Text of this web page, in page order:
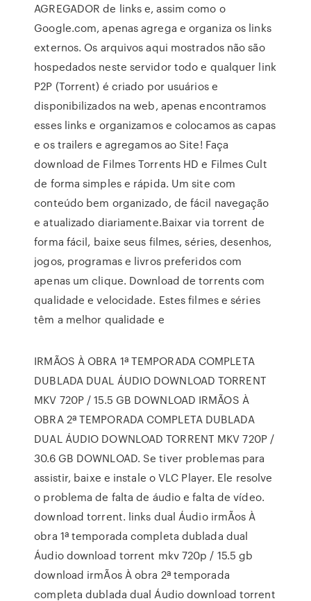
AGREGADOR de links e, assim como o
Google.com, apenas agrega e organiza os links
externos. Os arquivos aqui mostrados não são
hospedados neste servidor todo e qualquer link
P2P (Torrent) é criado por usuários e
disponibilizados na web, apenas encontramos
esses links e organizamos e colocamos as capas
e os trailers e agregamos ao Site! Faça
download de Filmes Torrents HD e Filmes Cult
de forma simples e rápida. Um site com
conteúdo bem organizado, de fácil navegação
e atualizado diariamente.Baixar via torrent de
forma fácil, baixe seus filmes, séries, desenhos,
jogos, programas e livros preferidos com
apenas um clique. Download de torrents com
qualidade e velocidade. Estes filmes e séries
têm a melhor qualidade e
IRMÃOS À OBRA 1ª TEMPORADA COMPLETA
DUBLADA DUAL ÁUDIO DOWNLOAD TORRENT
MKV 720P / 15.5 GB DOWNLOAD IRMÃOS À
OBRA 2ª TEMPORADA COMPLETA DUBLADA
DUAL ÁUDIO DOWNLOAD TORRENT MKV 720P /
30.6 GB DOWNLOAD. Se tiver problemas para
assistir, baixe e instale o VLC Player. Ele resolve
o problema de falta de áudio e falta de vídeo.
download torrent. links dual Áudio irmÃos À
obra 1ª temporada completa dublada dual
Áudio download torrent mkv 720p / 15.5 gb
download irmÃos À obra 2ª temporada
completa dublada dual Áudio download torrent